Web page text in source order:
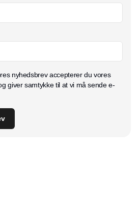
nyhedsbrev accepterer du vores
giver samtykke til at vi må sende e-